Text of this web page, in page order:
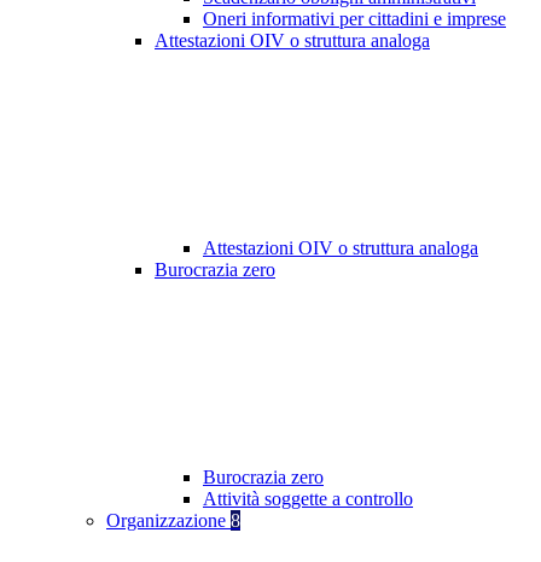
Oneri informativi per cittadini e imprese
Attestazioni OIV o struttura analoga
Attestazioni OIV o struttura analoga
Burocrazia zero
Burocrazia zero
Attività soggette a controllo
Organizzazione 8